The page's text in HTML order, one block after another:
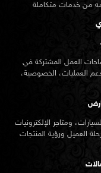
العمل المشتركة في
العمليات، الخصوصية،
ومتاجر الإلكترونيات
العميل ورؤية المنتجات